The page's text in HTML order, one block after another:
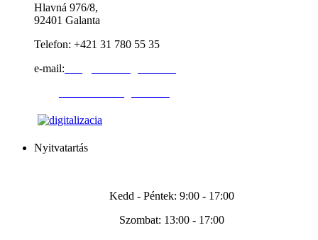
Hlavná 976/8,
92401 Galanta
Telefon: +421 31 780 55 35
e-mail:
Nyitvatartás
Kedd - Péntek: 9:00 - 17:00
Szombat: 13:00 - 17:00